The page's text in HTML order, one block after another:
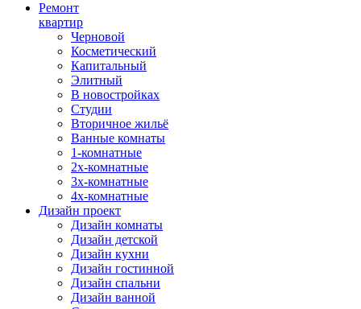
Ремонт
квартир
Черновой
Косметический
Капитальный
Элитный
В новостройках
Студии
Вторичное жильё
Ванные комнаты
1-комнатные
2х-комнатные
3х-комнатные
4х-комнатные
Дизайн проект
Дизайн комнаты
Дизайн детской
Дизайн кухни
Дизайн гостинной
Дизайн спальни
Дизайн ванной